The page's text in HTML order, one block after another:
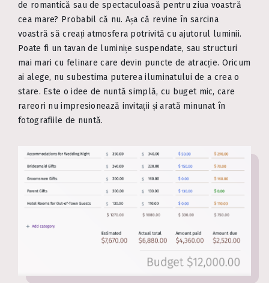
de romantică sau de spectaculoasă pentru ziua voastră
cea mare? Probabil că nu. Așa că revine în sarcina
voastră să creați atmosfera potrivită cu ajutorul luminii.
Poate fi un tavan de luminițe suspendate, sau structuri
mai mari cu felinare care devin puncte de atracție. Oricum
ai alege, nu subestima puterea iluminatului de a crea o
stare. Este o idee de nuntă simplă, cu buget mic, care
rareori nu impresionează invitații și arată minunat în
fotografiile de nuntă.